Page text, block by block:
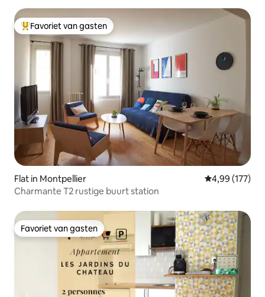
Topfavoriet van gasten
Favoriet van gasten
Flat in Montpellier Gemiddelde
4,99 (177)
Charmante T2 rustige buurt station
Favoriet van gasten
Favoriet van gasten